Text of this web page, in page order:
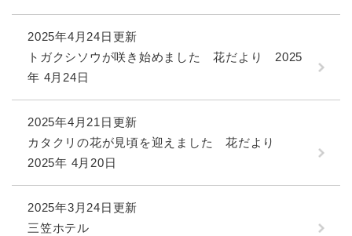
2025年4月24日更新
トガクシソウが咲き始めました 花だより 2025
年 4月24日
2025年4月21日更新
カタクリの花が見頃を迎えました 花だより
2025年 4月20日
2025年3月24日更新
三笠ホテル